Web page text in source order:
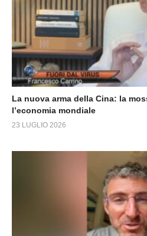
La nuova arma della Cina: la
l’economia mondiale
23 LUGLIO 2026